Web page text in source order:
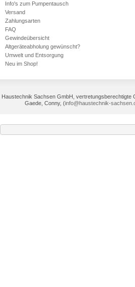
Info's zum Pumpentausch
Versand
Zahlungsarten
FAQ
Gewindeübersicht
Altgeräteabholung gewünscht?
Umwelt und Entsorgung
Neu im Shop!
Haustechnik Sachsen GmbH, vertretungsberechtigte
Gaede, Conny, (info@haustechnik-